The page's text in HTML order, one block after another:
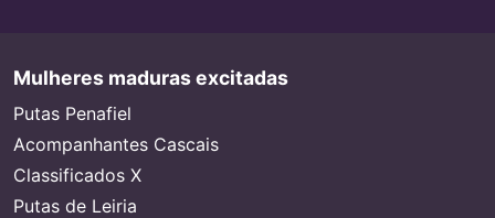
Mulheres maduras excitadas
Putas Penafiel
Acompanhantes Cascais
Classificados X
Putas de Leiria